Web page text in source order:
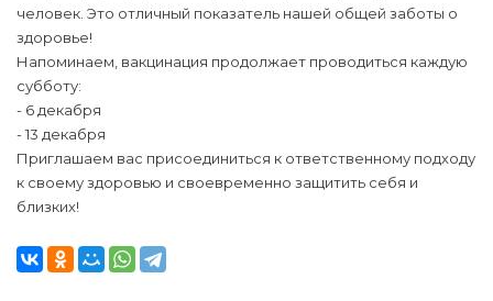
человек. Это отличный показатель нашей общей заботы о
здоровье!
Напоминаем, вакцинация продолжает проводиться каждую
субботу:
- 6 декабря
- 13 декабря
Приглашаем вас присоединиться к ответственному подходу
к своему здоровью и своевременно защитить себя и
близких!